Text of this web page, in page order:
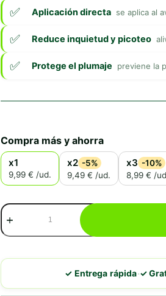
Aplicación directa se aplica al
Reduce inquietud y picoteo
Protege el plumaje previene la
Compra más y ahorra
x1
9,99 € /ud.
x2 -5%
9,49 € /ud.
x3 -10%
8,99 € /
Tabernil
Spray
Tetrametrina
de
cantidad
✓ Entrega rápida·✓